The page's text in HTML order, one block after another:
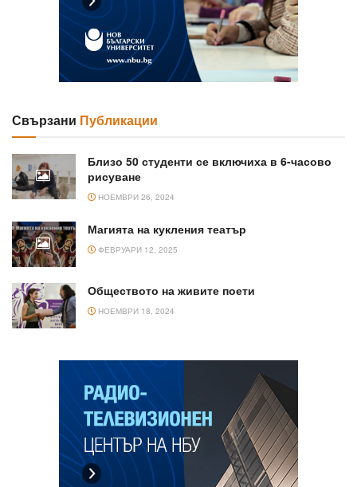
Свързани Публикации
Близо 50 студенти се включиха в 6-часово
рисуване
НОЕМВРИ 26, 2024
Магията на кукления театър
ФЕВРУАРИ 12, 2025
Обществото на живите поети
НОЕМВРИ 18, 2024